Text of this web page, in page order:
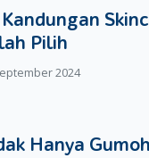
agar si kecil bisa
Pilih
2024
Hanya